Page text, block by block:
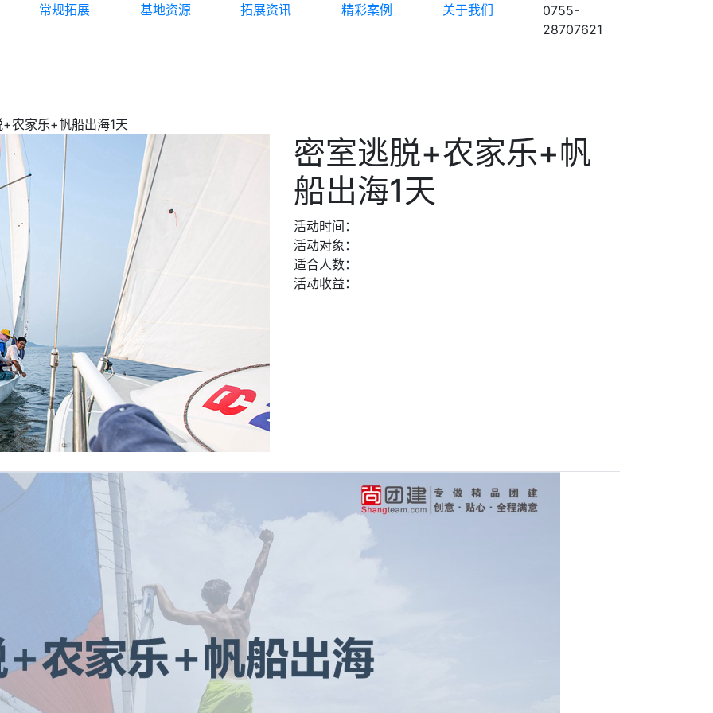
常规拓展 基地资源 拓展资讯 精彩案例 关于我们
0755-
28707621
农家乐+帆船出海1天
密室逃脱+农家乐+帆
船出海1天
活动时间 ：
活动对象 ：
适合人数：
活动收益 ：